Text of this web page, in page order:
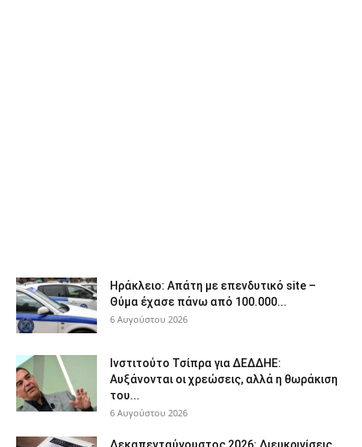
Ηράκλειο: Απάτη με επενδυτικό site –
Θύμα έχασε πάνω από 100.000...
6 Αυγούστου 2026
Ινστιτούτο Τσίπρα για ΔΕΔΔΗΕ:
Αυξάνονται οι χρεώσεις, αλλά η θωράκιση
του...
6 Αυγούστου 2026